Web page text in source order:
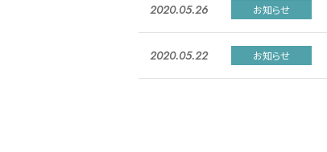
2020.05.26 お知らせ
2020.05.22 お知らせ